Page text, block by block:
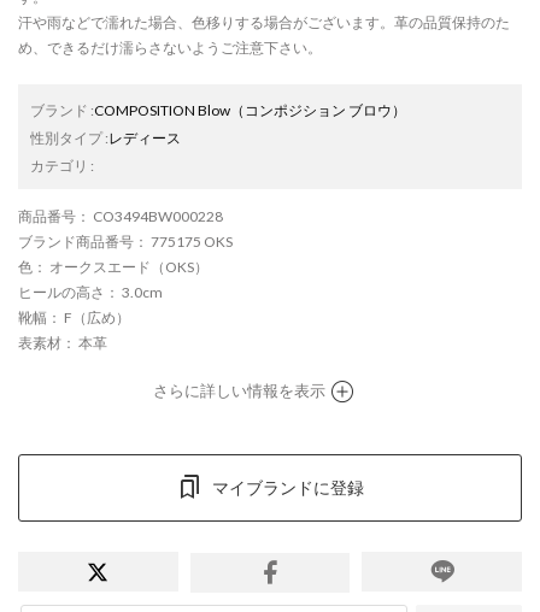
汗や雨などで濡れた場合、色移りする場合がございます。革の品質保持のた
め、できるだけ濡らさないようご注意下さい。
ブランド :COMPOSITION Blow （コンポジション ブロウ）
性別タイプ:レディース
カテゴリ :
商品番号 ： CO3494BW000228
ブランド商品番号 ： 775175 OKS
色 ： オークスエード（OKS）
ヒールの高さ ： 3.0cm
靴幅 ： F（広め）
表素材 ： 本革
さらに詳しい情報を表示
マイブランドに登録